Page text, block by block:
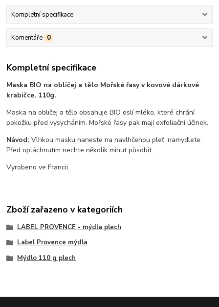
Kompletní specifikace
Komentáře 0
Kompletní specifikace
Maska BIO na obličej a tělo Mořské řasy v kovové dárkové
krabičce. 110g.
Maska na obličej a tělo obsahuje BIO oslí mléko, které chrání
pokožku před vysycháním. Mořské řasy pak mají exfoliační účinek.
Návod: Vlhkou masku naneste na navlhčenou pleť, namydlete.
Před opláchnutím nechte několik minut působit.
Vyrobeno ve Francii.
Zboží zařazeno v kategoriích
LABEL PROVENCE - mýdla plech
Label Provence mýdla
Mýdlo 110 g plech